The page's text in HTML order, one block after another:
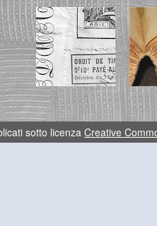
sotto licenza Creative